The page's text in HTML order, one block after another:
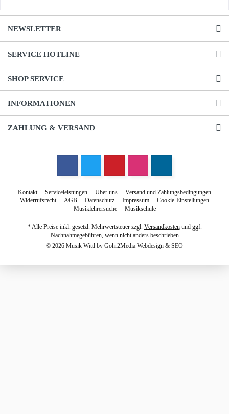
NEWSLETTER
SERVICE HOTLINE
SHOP SERVICE
INFORMATIONEN
ZAHLUNG & VERSAND
Kontakt Serviceleistungen Über uns
Versand und Zahlungsbedingungen
Widerrufsrecht
AGB Datenschutz Impressum
Cookie-Einstellungen
Musiklehrersuche
Musikschule
* Alle Preise inkl. gesetzl. Mehrwertsteuer zzgl. Versandkostenund ggf.
Nachnahmegebühren, wenn nicht anders beschrieben
© 2026 Musik Wittl by Gohr2Media Webdesign & SEO